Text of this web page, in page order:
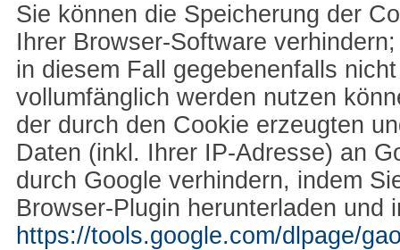
Sie können die Speicherung der
Ihrer Browser-Software
in diesem Fall gegebenenfalls
vollumfänglich werden nutzen
der durch den Cookie erzeugten
Daten (inkl. Ihrer IP-Adresse) an
durch Google verhindern, indem
Browser-Plugin herunterladen und
https://tools.google.com/dlpage/